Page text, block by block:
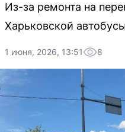
Из-за ремонта на
Харьковской
1 июня, 2026, 13:51 8